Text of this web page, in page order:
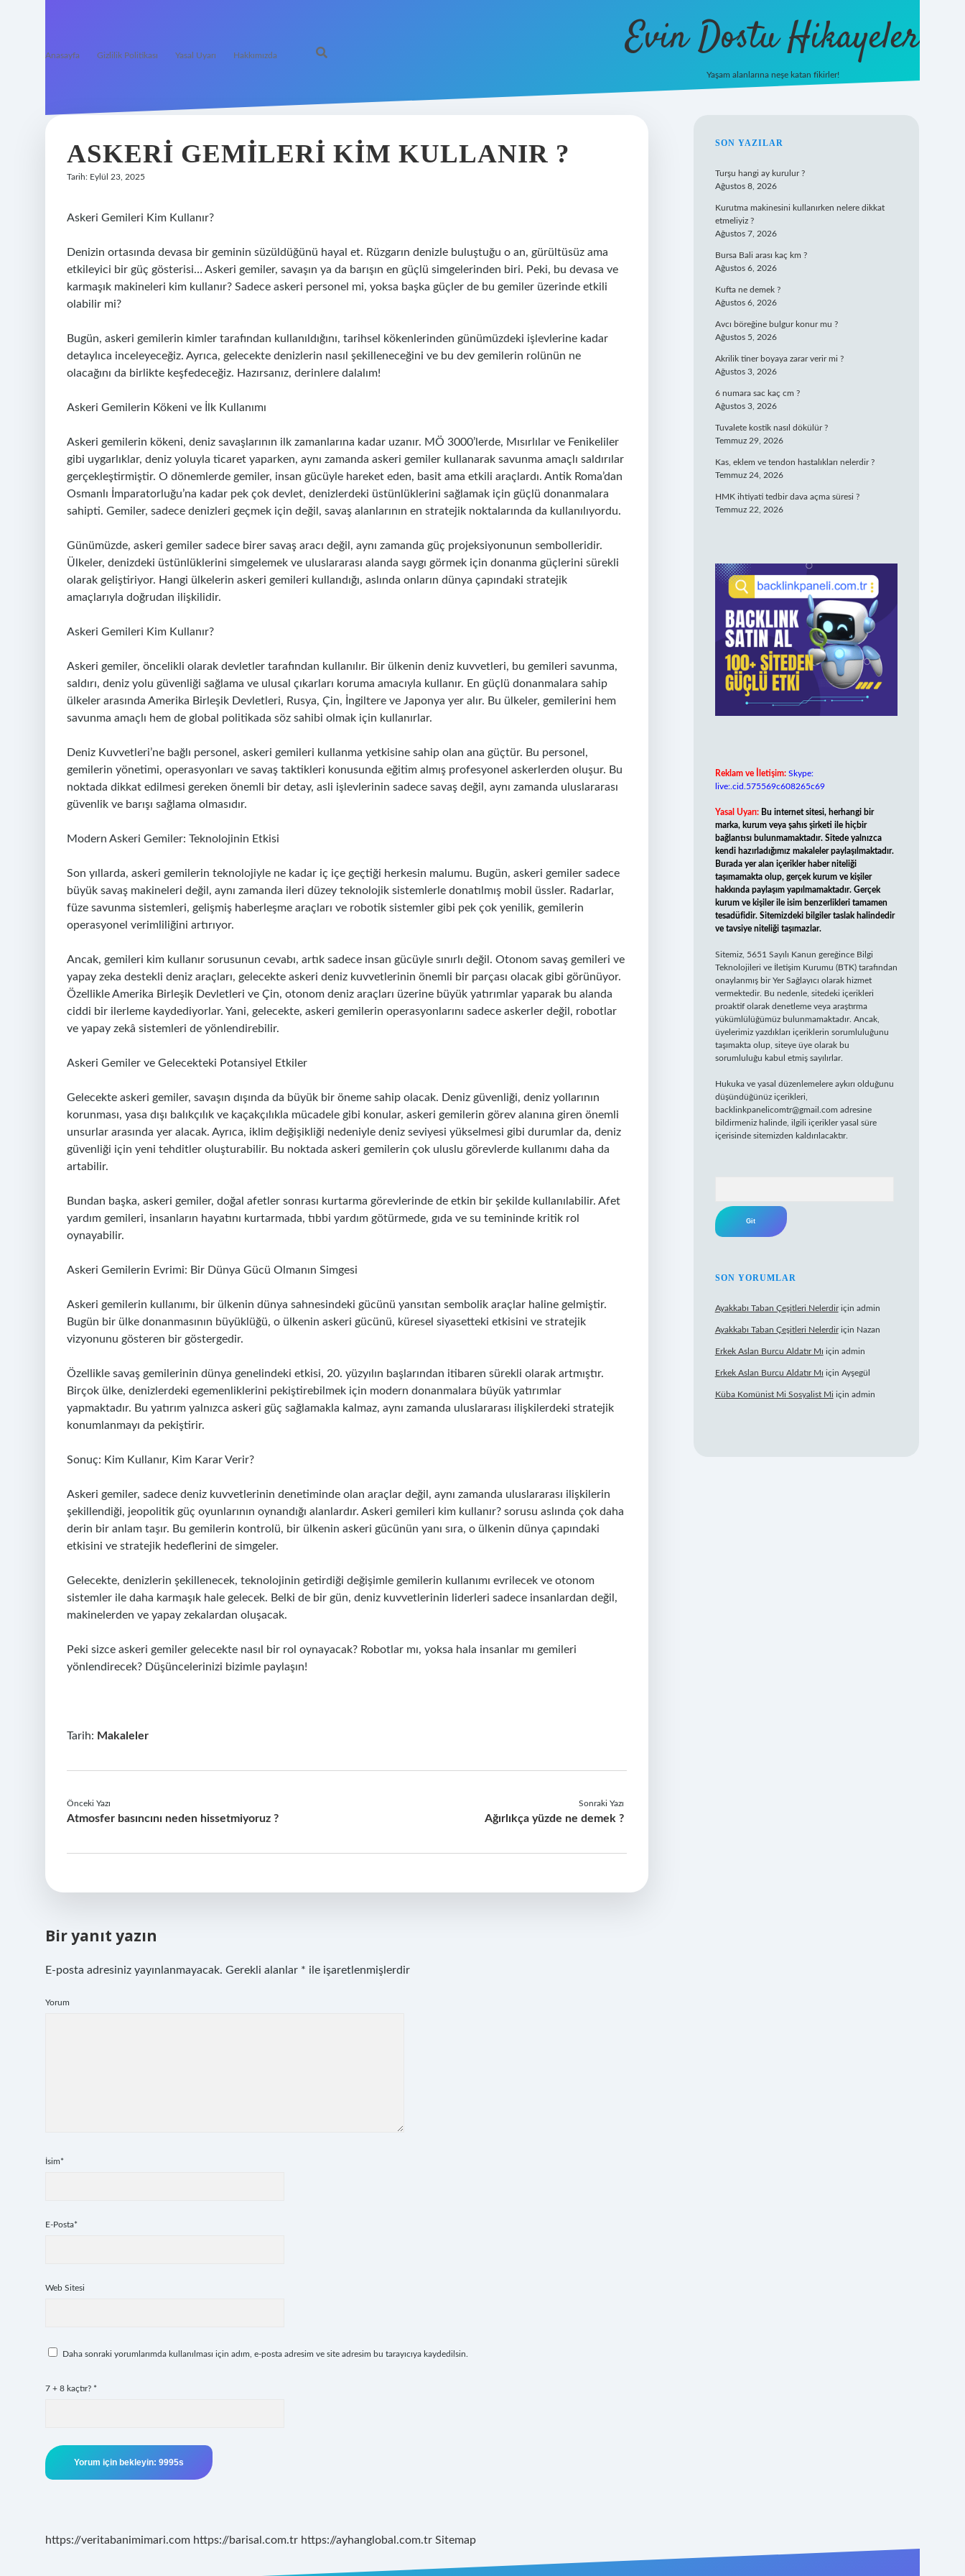
Anasayfa Gizlilik Politikası Yasal Uyarı Hakkımızda Evin Dostu Hikayeler
Yaşam alanlarına neşe katan fikirler!
ASKERI GEMILERI KIM KULLANIR ?
Tarih: Eylül 23, 2025
Askeri Gemileri Kim Kullanır?
Denizin ortasında devasa bir geminin süzüldüğünü hayal et. Rüzgarın denizle buluştuğu o an, gürültüsüz ama
etkileyici bir güç gösterisi… Askeri gemiler, savaşın ya da barışın en güçlü simgelerinden biri. Peki, bu devasa ve
karmaşık makineleri kim kullanır? Sadece askeri personel mi, yoksa başka güçler de bu gemiler üzerinde etkili
olabilir mi?
Bugün, askeri gemilerin kimler tarafından kullanıldığını, tarihsel kökenlerinden günümüzdeki işlevlerine kadar
detaylıca inceleyeceğiz. Ayrıca, gelecekte denizlerin nasıl şekilleneceğini ve bu dev gemilerin rolünün ne
olacağını da birlikte keşfedeceğiz. Hazırsanız, derinlere dalalım!
Askeri Gemilerin Kökeni ve İlk Kullanımı
Askeri gemilerin kökeni, deniz savaşlarının ilk zamanlarına kadar uzanır. MÖ 3000’lerde, Mısırlılar ve Fenikeliler
gibi uygarlıklar, deniz yoluyla ticaret yaparken, aynı zamanda askeri gemiler kullanarak savunma amaçlı saldırılar
gerçekleştirmiştir. O dönemlerde gemiler, insan gücüyle hareket eden, basit ama etkili araçlardı. Antik Roma’dan
Osmanlı İmparatorluğu’na kadar pek çok devlet, denizlerdeki üstünlüklerini sağlamak için güçlü donanmalara
sahipti. Gemiler, sadece denizleri geçmek için değil, savaş alanlarının en stratejik noktalarında da kullanılıyordu.
Günümüzde, askeri gemiler sadece birer savaş aracı değil, aynı zamanda güç projeksiyonunun sembolleridir.
Ülkeler, denizdeki üstünlüklerini simgelemek ve uluslararası alanda saygı görmek için donanma güçlerini sürekli
olarak geliştiriyor. Hangi ülkelerin askeri gemileri kullandığı, aslında onların dünya çapındaki stratejik
amaçlarıyla doğrudan ilişkilidir.
Askeri Gemileri Kim Kullanır?
Askeri gemiler, öncelikli olarak devletler tarafından kullanılır. Bir ülkenin deniz kuvvetleri, bu gemileri savunma,
saldırı, deniz yolu güvenliği sağlama ve ulusal çıkarları koruma amacıyla kullanır. En güçlü donanmalara sahip
ülkeler arasında Amerika Birleşik Devletleri, Rusya, Çin, İngiltere ve Japonya yer alır. Bu ülkeler, gemilerini hem
savunma amaçlı hem de global politikada söz sahibi olmak için kullanırlar.
Deniz Kuvvetleri’ne bağlı personel, askeri gemileri kullanma yetkisine sahip olan ana güçtür. Bu personel,
gemilerin yönetimi, operasyonları ve savaş taktikleri konusunda eğitim almış profesyonel askerlerden oluşur. Bu
noktada dikkat edilmesi gereken önemli bir detay, asli işlevlerinin sadece savaş değil, aynı zamanda uluslararası
güvenlik ve barışı sağlama olmasıdır.
Modern Askeri Gemiler: Teknolojinin Etkisi
Son yıllarda, askeri gemilerin teknolojiyle ne kadar iç içe geçtiği herkesin malumu. Bugün, askeri gemiler sadece
büyük savaş makineleri değil, aynı zamanda ileri düzey teknolojik sistemlerle donatılmış mobil üssler. Radarlar,
füze savunma sistemleri, gelişmiş haberleşme araçları ve robotik sistemler gibi pek çok yenilik, gemilerin
operasyonel verimliliğini artırıyor.
Ancak, gemileri kim kullanır sorusunun cevabı, artık sadece insan gücüyle sınırlı değil. Otonom savaş gemileri ve
yapay zeka destekli deniz araçları, gelecekte askeri deniz kuvvetlerinin önemli bir parçası olacak gibi görünüyor.
Özellikle Amerika Birleşik Devletleri ve Çin, otonom deniz araçları üzerine büyük yatırımlar yaparak bu alanda
ciddi bir ilerleme kaydediyorlar. Yani, gelecekte, askeri gemilerin operasyonlarını sadece askerler değil, robotlar
ve yapay zekâ sistemleri de yönlendirebilir.
Askeri Gemiler ve Gelecekteki Potansiyel Etkiler
Gelecekte askeri gemiler, savaşın dışında da büyük bir öneme sahip olacak. Deniz güvenliği, deniz yollarının
korunması, yasa dışı balıkçılık ve kaçakçılıkla mücadele gibi konular, askeri gemilerin görev alanına giren önemli
unsurlar arasında yer alacak. Ayrıca, iklim değişikliği nedeniyle deniz seviyesi yükselmesi gibi durumlar da, deniz
güvenliği için yeni tehditler oluşturabilir. Bu noktada askeri gemilerin çok uluslu görevlerde kullanımı daha da
artabilir.
Bundan başka, askeri gemiler, doğal afetler sonrası kurtarma görevlerinde de etkin bir şekilde kullanılabilir. Afet
yardım gemileri, insanların hayatını kurtarmada, tıbbi yardım götürmede, gıda ve su temininde kritik rol
oynayabilir.
Askeri Gemilerin Evrimi: Bir Dünya Gücü Olmanın Simgesi
Askeri gemilerin kullanımı, bir ülkenin dünya sahnesindeki gücünü yansıtan sembolik araçlar haline gelmiştir.
Bugün bir ülke donanmasının büyüklüğü, o ülkenin askeri gücünü, küresel siyasetteki etkisini ve stratejik
vizyonunu gösteren bir göstergedir.
Özellikle savaş gemilerinin dünya genelindeki etkisi, 20. yüzyılın başlarından itibaren sürekli olarak artmıştır.
Birçok ülke, denizlerdeki egemenliklerini pekiştirebilmek için modern donanmalara büyük yatırımlar
yapmaktadır. Bu yatırım yalnızca askeri güç sağlamakla kalmaz, aynı zamanda uluslararası ilişkilerdeki stratejik
konumlanmayı da pekiştirir.
Sonuç: Kim Kullanır, Kim Karar Verir?
Askeri gemiler, sadece deniz kuvvetlerinin denetiminde olan araçlar değil, aynı zamanda uluslararası ilişkilerin
şekillendiği, jeopolitik güç oyunlarının oynandığı alanlardır. Askeri gemileri kim kullanır? sorusu aslında çok daha
derin bir anlam taşır. Bu gemilerin kontrolü, bir ülkenin askeri gücünün yanı sıra, o ülkenin dünya çapındaki
etkisini ve stratejik hedeflerini de simgeler.
Gelecekte, denizlerin şekillenecek, teknolojinin getirdiği değişimle gemilerin kullanımı evrilecek ve otonom
sistemler ile daha karmaşık hale gelecek. Belki de bir gün, deniz kuvvetlerinin liderleri sadece insanlardan değil,
makinelerden ve yapay zekalardan oluşacak.
Peki sizce askeri gemiler gelecekte nasıl bir rol oynayacak? Robotlar mı, yoksa hala insanlar mı gemileri
yönlendirecek? Düşüncelerinizi bizimle paylaşın!
Tarih: Makaleler
Önceki Yazı
Atmosfer basıncını neden hissetmiyoruz ?
Sonraki Yazı
Ağırlıkça yüzde ne demek ?
Bir yanıt yazın
E-posta adresiniz yayınlanmayacak. Gerekli alanlar * ile işaretlenmişlerdir
Yorum
İsim*
E-Posta*
Web Sitesi
Daha sonraki yorumlarımda kullanılması için adım, e-posta adresim ve site adresim bu tarayıcıya kaydedilsin.
7 + 8 kaçtır? *
https://veritabanimimari.com https://barisal.com.tr https://ayhanglobal.com.tr Sitemap
SIDEBAR
SON YAZILAR
Turşu hangi ay kurulur ?
Ağustos 8, 2026
Kurutma makinesini kullanırken nelere dikkat
etmeliyiz ?
Ağustos 7, 2026
Bursa Bali arası kaç km ?
Ağustos 6, 2026
Kufta ne demek ?
Ağustos 6, 2026
Avcı böreğine bulgur konur mu ?
Ağustos 5, 2026
Akrilik tiner boyaya zarar verir mi ?
Ağustos 3, 2026
6 numara sac kaç cm ?
Ağustos 3, 2026
Tuvalete kostik nasıl dökülür ?
Temmuz 29, 2026
Kas, eklem ve tendon hastalıkları nelerdir ?
Temmuz 24, 2026
HMK ihtiyati tedbir dava açma süresi ?
Temmuz 22, 2026
Reklam ve İletişim: Skype:
live:.cid.575569c608265c69
Yasal Uyarı: Bu internet sitesi, herhangi bir
marka, kurum veya şahıs şirketi ile hiçbir
bağlantısı bulunmamaktadır. Sitede yalnızca
kendi hazırladığımız makaleler paylaşılmaktadır.
Burada yer alan içerikler haber niteliği
taşımamakta olup, gerçek kurum ve kişiler
hakkında paylaşım yapılmamaktadır. Gerçek
kurum ve kişiler ile isim benzerlikleri tamamen
tesadüfidir. Sitemizdeki bilgiler taslak halindedir
ve tavsiye niteliği taşımazlar.
Sitemiz, 5651 Sayılı Kanun gereğince Bilgi
Teknolojileri ve İletişim Kurumu (BTK) tarafından
onaylanmış bir Yer Sağlayıcı olarak hizmet
vermektedir. Bu nedenle, sitedeki içerikleri
proaktif olarak denetleme veya araştırma
yükümlülüğümüz bulunmamaktadır. Ancak,
üyelerimiz yazdıkları içeriklerin sorumluluğunu
taşımakta olup, siteye üye olarak bu
sorumluluğu kabul etmiş sayılırlar.
Hukuka ve yasal düzenlemelere aykırı olduğunu
düşündüğünüz içerikleri,
backlinkpanelicomtr@gmail.com adresine
bildirmeniz halinde, ilgili içerikler yasal süre
içerisinde sitemizden kaldırılacaktır.
SON YORUMLAR
Ayakkabı Taban Çeşitleri Nelerdiriçin admin
Ayakkabı Taban Çeşitleri Nelerdiriçin Nazan
Erkek Aslan Burcu Aldatır Mı için admin
Erkek Aslan Burcu Aldatır Mı için Ayşegül
Küba Komünist Mi Sosyalist Mi için admin